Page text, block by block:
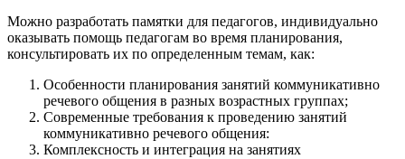
Можно разработать памятки для педагогов, индивидуально
оказывать помощь педагогам во время планирования,
консультировать их по определенным темам, как:
Особенности планирования занятий коммуникативно
речевого общения в разных возрастных группах;
Современные требования к проведению занятий
коммуникативно речевого общения:
Комплексность и интеграция на занятиях